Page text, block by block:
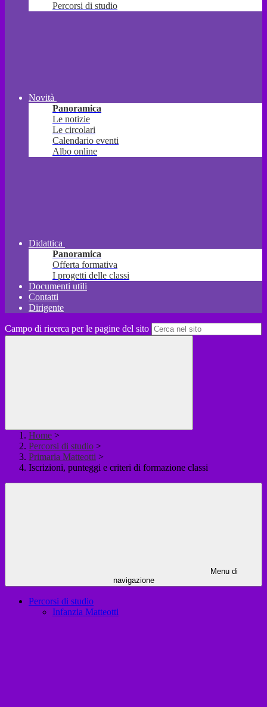
Percorsi di studio
Novità
Panoramica
Le notizie
Le circolari
Calendario eventi
Albo online
Didattica
Panoramica
Offerta formativa
I progetti delle classi
Documenti utili
Contatti
Dirigente
Campo di ricerca per le pagine del sito
Home >
Percorsi di studio >
Primaria Matteotti >
Iscrizioni, punteggi e criteri di formazione classi
Menu di
navigazione
Percorsi di studio
Infanzia Matteotti